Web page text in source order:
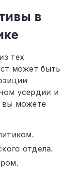
в
тех
может быть
усердии и
вы можете
отдела.